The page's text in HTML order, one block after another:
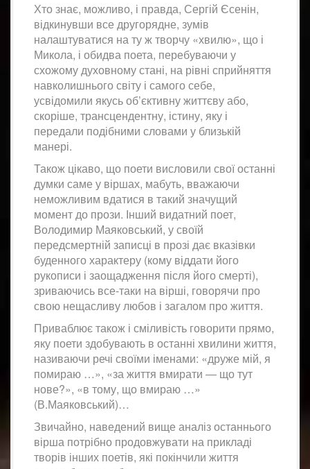
Хто знає, можливо, і правда, Сергій Єсенін,
відкинувши все другорядне, зумів
налаштуватися на ту ж творчу «хвилю», що і
Микола, і обидва поета, перебуваючи у
схожому духовному стані, на рівні сприйняття
навколишнього світу і самого себе,
усвідомили якусь об’єктивну життєву або,
скоріше, трансцендентну, істину, яку і
передали подібними словами у близькій
манері.
Також цікаво, що поети висловили свої останні
думки саме у віршах, мабуть, вважаючи
неможливим вдатися в такий значущий
момент до прози. Інший видатний поет,
Володимир Маяковський, у своїй
передсмертній записці в прозі дає вказівки
буденного характеру (кому віддати його
рукописи і заощадження після його смерті),
зриваючись все-таки на вірші, говорячи про
свою нещасливу любов і загалом про життя.
Приваблює також і сміливість говорити прямо,
яку поети здобувають в останні хвилини життя,
називаючи речі своїми іменами: «друже мій, я
помираю …», «за життя вмирати ― що тут
нове?», «в тому, що вмираю …»
(В.Маяковський)…
Звичайно, наведений вище аналіз останнього
вірша потрібно продовжувати на прикладі
творів інших поетів, які покінчили життя